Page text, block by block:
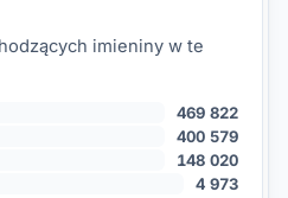
imieniny w te
469 822
400 579
148 020
4 973